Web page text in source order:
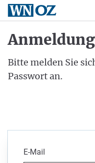
Anmeldung
Bitte melden Sie
Passwort an.
E-Mail